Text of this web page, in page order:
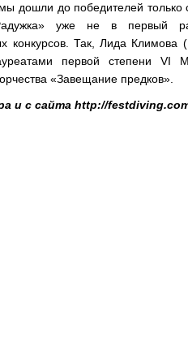
дошли до победителей только
уже не в первый
конкурсов. Так, Лида Климова
первой степени VI
«Завещание предков».
и с сайта http://